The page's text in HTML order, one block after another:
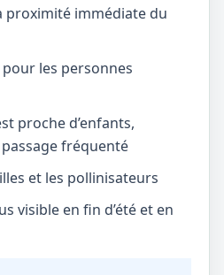
proximité immédiate du
les personnes
proche d’enfants,
passage fréquenté
et les pollinisateurs
visible en fin d’été et en